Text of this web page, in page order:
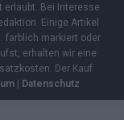
Bei Interesse
Einige Artikel
farblich markiert oder
erhalten wir eine
Der Kauf
Datenschutz